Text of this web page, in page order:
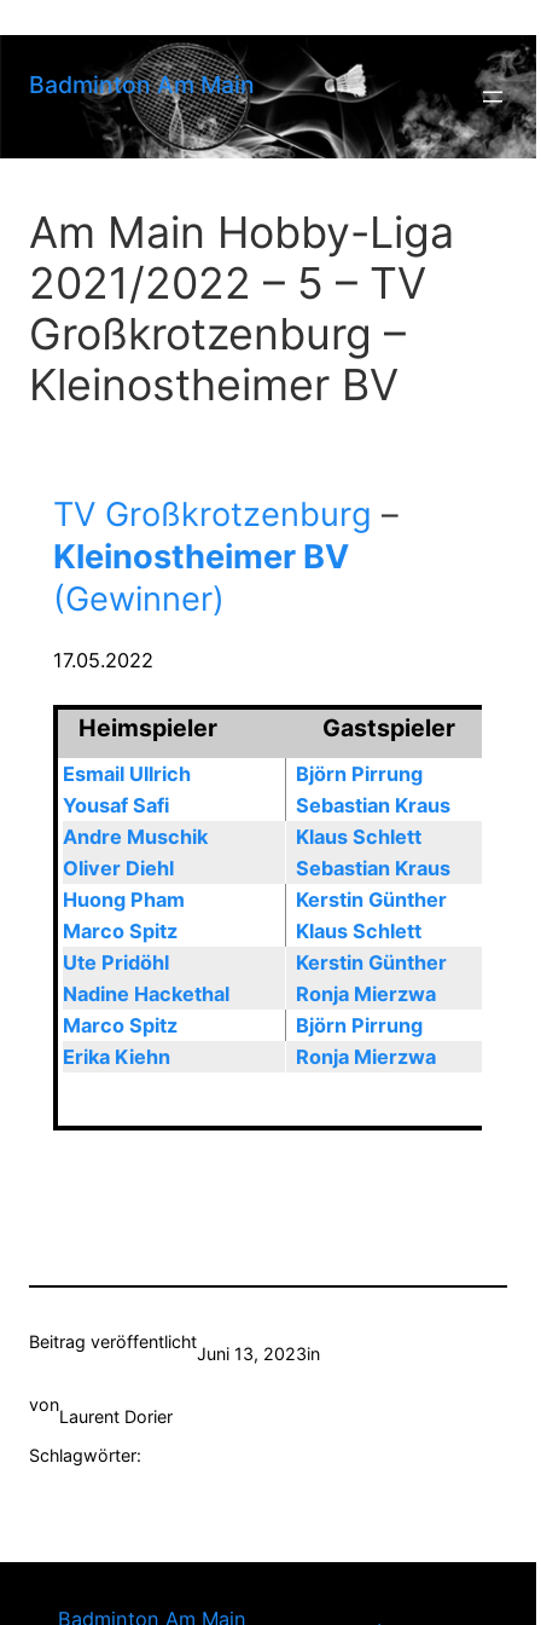
springen
Badminton Am Main
Am Main Hobby-Liga
2021/2022 – 5 – TV
Großkrotzenburg –
Kleinostheimer BV
TV Großkrotzenburg –
Kleinostheimer BV
(Gewinner)
17.05.2022
Heimspieler Gastspieler
Esmail Ullrich
Yousaf Safi
Björn Pirrung
Sebastian Kraus
Andre Muschik
Oliver Diehl
Klaus Schlett
Sebastian Kraus
Huong Pham
Marco Spitz
Kerstin Günther
Klaus Schlett
Ute Pridöhl
Nadine Hackethal
Kerstin Günther
Ronja Mierzwa
Marco Spitz
Björn Pirrung
Erika Kiehn
Ronja Mierzwa
Beitrag veröffentlicht
Juni 13, 2023in
von
Laurent Dorier
Schlagwörter:
Badminton Am Main